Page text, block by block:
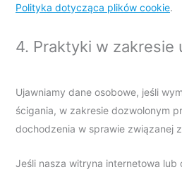
Polityka dotycząca plików cookie.
4. Praktyki w zakresie
Ujawniamy dane osobowe, jeśli
ścigania, w zakresie dozwolonym
dochodzenia w sprawie związanej
Jeśli nasza witryna internetowa